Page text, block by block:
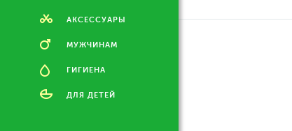
АКСЕССУАРЫ
МУЖЧИНАМ
ГИГИЕНА
ДЛЯ ДЕТЕЙ